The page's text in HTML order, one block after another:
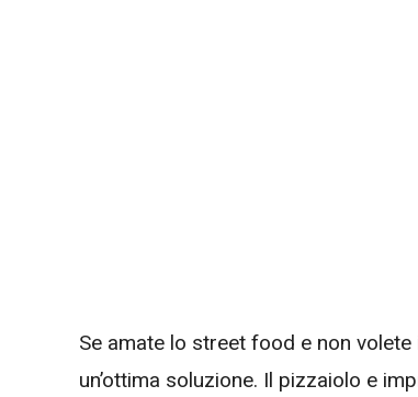
Se amate lo street food e non
un’ottima soluzione. Il pizzaiolo e